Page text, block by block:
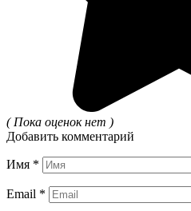
( Пока оценок нет )
Добавить комментарий
Имя *
Email *